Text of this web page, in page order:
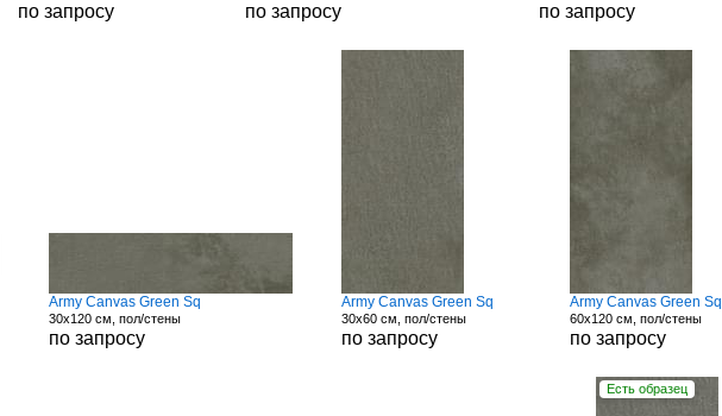
по запросу по запросу по запросу
Army Canvas Green Sq
30x120 см, пол/стены
по запросу
Army Canvas Green Sq
30x60 см, пол/стены
по запросу
Army Canvas Green Sq
60x120 см, пол/стены
по запросу
Есть образец